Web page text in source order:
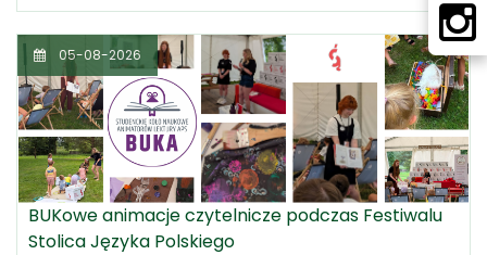
05-08-2026
BUKowe animacje czytelnicze podczas Festiwalu
Stolica Języka Polskiego